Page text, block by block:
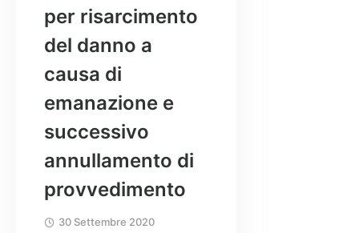
per risarcimento
del danno a
causa di
emanazione e
successivo
annullamento di
provvedimento
30 Settembre 2020